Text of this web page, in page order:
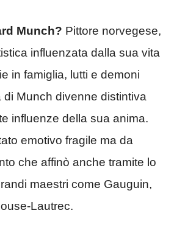
Munch? Pittore norvegese,
influenzata dalla sua vita
in famiglia, lutti e demoni
di Munch divenne distintiva
influenze della sua anima.
emotivo fragile ma da
che affinò anche tramite lo
maestri come Gauguin,
Lautrec.